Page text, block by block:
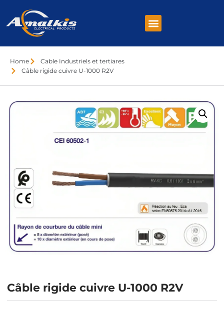
Home
Cable Industriels et tertiares
Câble rigide cuivre U-1000 R2V
Câble rigide cuivre U-1000 R2V